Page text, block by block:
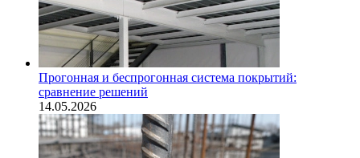
Прогонная и беспрогонная система покрытий:
сравнение решений
14.05.2026